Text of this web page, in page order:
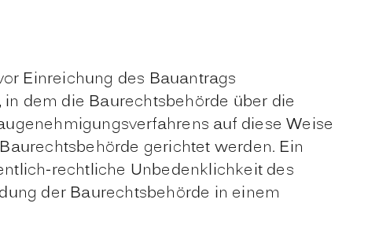
Einreichung des Bauantrags
dem die Baurechtsbehörde über die
auf diese Weise
gerichtet werden. Ein
rechtliche Unbedenklichkeit des
der Baurechtsbehörde in einem